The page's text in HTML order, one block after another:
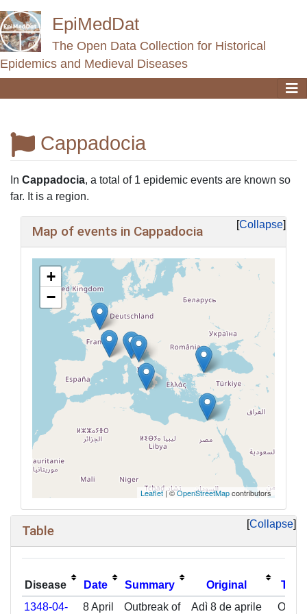
EpiMedDat
The Open Data Collection for Historical
Epidemics and Medieval Diseases
Cappadocia
Jump to:navigation,search
In Cappadocia, a total of 1 epidemic events are known so
far. It is a region.
Collapse
Map of events in Cappadocia
+
−
Leaflet| ©OpenStreetMapcontributors
Collapse
Table
Disease Date Summary Original
1348-04-
8 April Outbreak of Adì 8 de aprile On